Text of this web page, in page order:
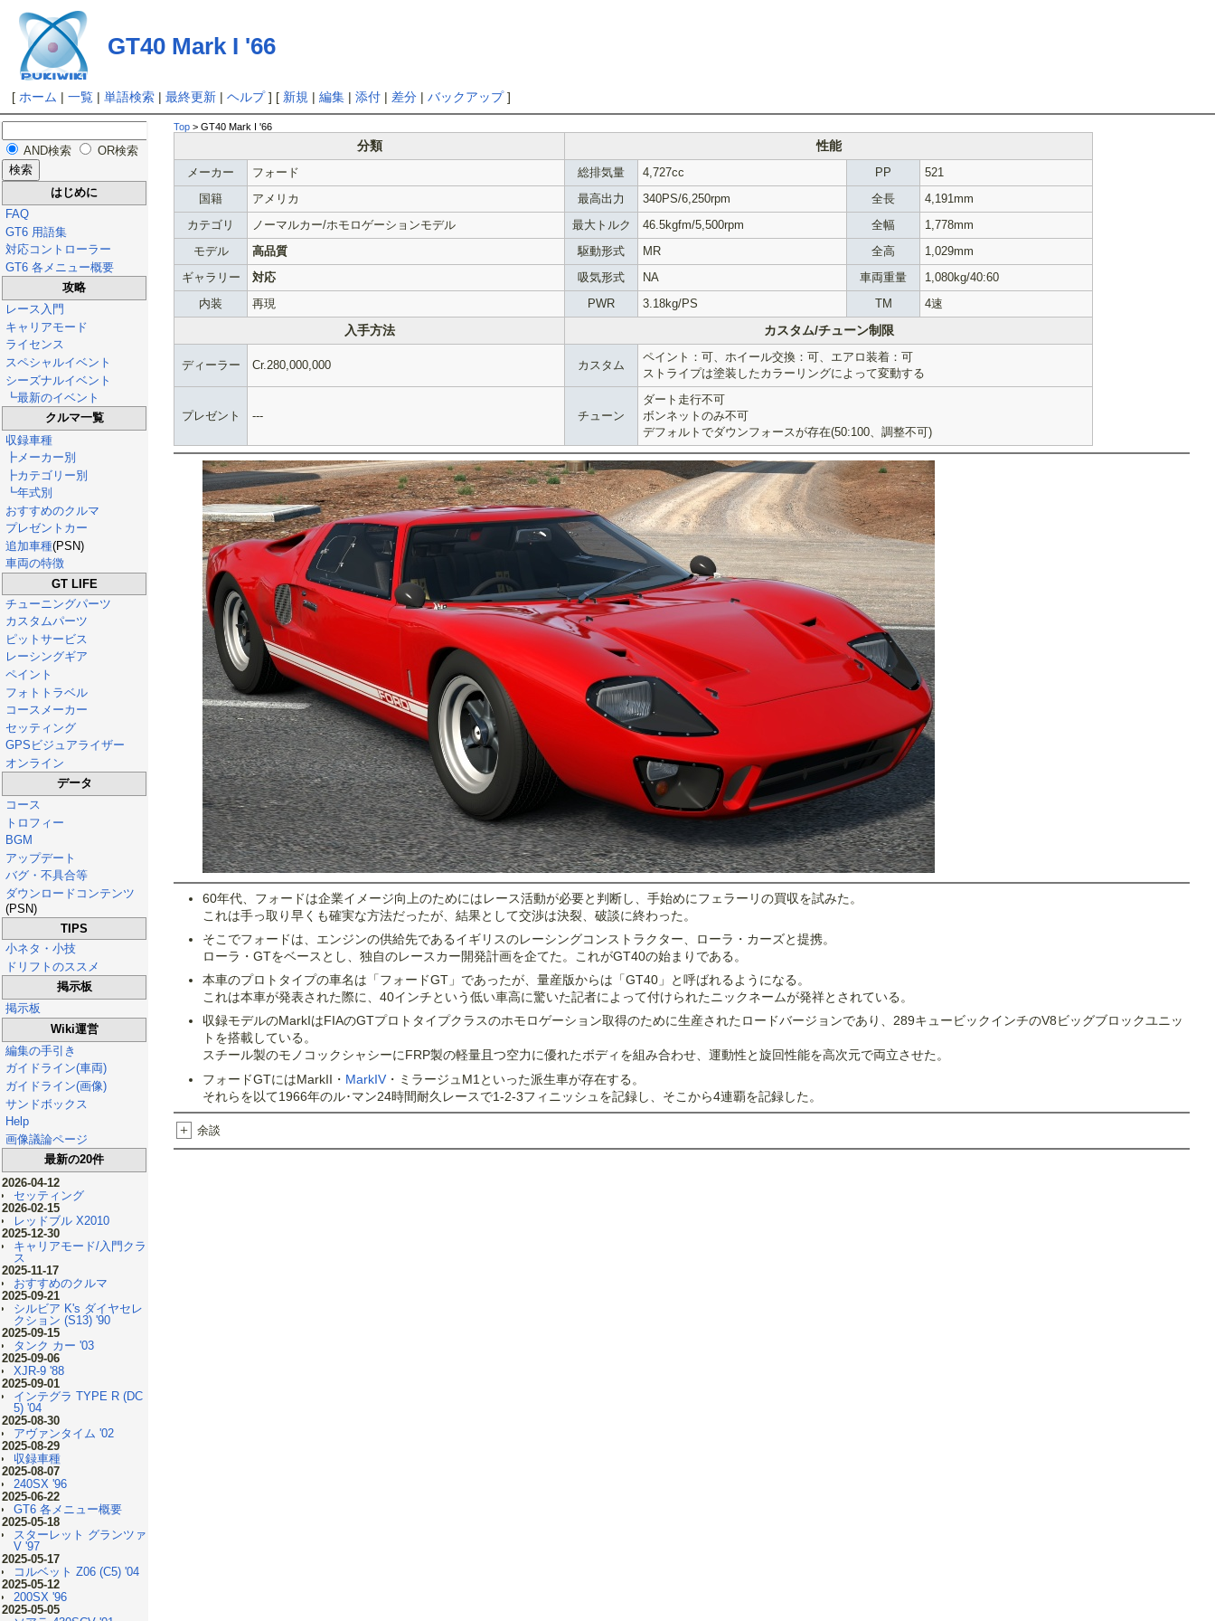
GT40 Mark I '66
[ ホーム |一覧 |単語検索 |最終更新 |ヘルプ] [ 新規 |編集 |添付 | 差分 |バックアップ]
AND検索 OR検索
はじめに
FAQ
GT6 用語集
対応コントローラー
GT6 各メニュー概要
攻略
レース入門
キャリアモード
ライセンス
スペシャルイベント
シーズナルイベント
┗最新のイベント
クルマ一覧
収録車種
┣メーカー別
┣カテゴリー別
┗年式別
おすすめのクルマ
プレゼントカー
追加車種(PSN)
車両の特徴
GT LIFE
チューニングパーツ
カスタムパーツ
ピットサービス
レーシングギア
ペイント
フォトトラベル
コースメーカー
セッティング
GPSビジュアライザー
オンライン
データ
コース
トロフィー
BGM
アップデート
バグ・不具合等
ダウンロードコンテンツ
(PSN)
TIPS
小ネタ・小技
ドリフトのススメ
掲示板
掲示板
Wiki運営
編集の手引き
ガイドライン(車両)
ガイドライン(画像)
サンドボックス
Help
画像議論ページ
最新の20件
2026-04-12
セッティング
2026-02-15
レッドブル X2010
2025-12-30
キャリアモード/入門クラ
ス
2025-11-17
おすすめのクルマ
2025-09-21
シルビア K's ダイヤセレ
クション (S13) '90
2025-09-15
タンク カー '03
2025-09-06
XJR-9 '88
2025-09-01
インテグラ TYPE R (DC
5) '04
2025-08-30
アヴァンタイム '02
2025-08-29
収録車種
2025-08-07
240SX '96
2025-06-22
GT6 各メニュー概要
2025-05-18
スターレット グランツァ
V '97
2025-05-17
コルベット Z06 (C5) '04
2025-05-12
200SX '96
2025-05-05
Top > GT40 Mark I '66
分類 性能
メーカー フォード 総排気量 4,727cc PP
521
国籍
アメリカ 最高出力 340PS/6,250rpm 全長
4,191mm
カテゴリ
ノーマルカー/ホモロゲーションモデル 最大トルク 46.5kgfm/5,500rpm 全幅
1,778mm
モデル
高品質 駆動形式 MR 全高
1,029mm
ギャラリー
対応 吸気形式 NA 車両重量
1,080kg/40:60
内装
再現 PWR 3.18kg/PS TM 4速
入手方法 カスタム/チューン制限
ディーラー Cr.280,000,000 カスタム
ペイント：可、ホイール交換：可、エアロ装着：可
ストライプは塗装したカラーリングによって変動する
プレゼント --- チューン
ダート走行不可
ボンネットのみ不可
デフォルトでダウンフォースが存在(50:100、調整不可)
60年代、フォードは企業イメージ向上のためにはレース活動が必要と判断し、手始めにフェラーリの買収を試みた。
これは手っ取り早くも確実な方法だったが、結果として交渉は決裂、破談に終わった。
そこでフォードは、エンジンの供給先であるイギリスのレーシングコンストラクター、ローラ・カーズと提携。
ローラ・GTをベースとし、独自のレースカー開発計画を企てた。これがGT40の始まりである。
本車のプロトタイプの車名は「フォードGT」であったが、量産版からは「GT40」と呼ばれるようになる。
これは本車が発表された際に、40インチという低い車高に驚いた記者によって付けられたニックネームが発祥とされている。
収録モデルのMarkIはFIAのGTプロトタイプクラスのホモロゲーション取得のために生産されたロードバージョンであり、289キュービックインチのV8ビッグブロックユニッ
トを搭載している。
スチール製のモノコックシャシーにFRP製の軽量且つ空力に優れたボディを組み合わせ、運動性と旋回性能を高次元で両立させた。
フォードGTにはMarkII・ MarkIV ・ミラージュM1といった派生車が存在する。
それらを以て1966年のル･マン24時間耐久レースで1-2-3フィニッシュを記録し、そこから4連覇を記録した。
+ 余談